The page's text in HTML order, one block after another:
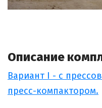
Описание
Вариант I - с
пресс-компактором.